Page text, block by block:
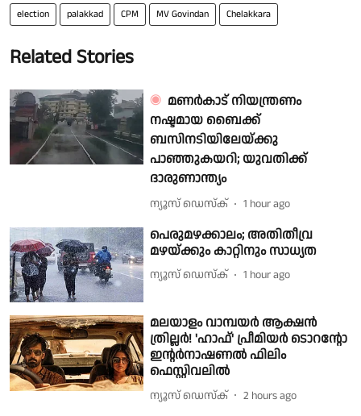
election palakkad CPM MV Govindan Chelakkara
Related Stories
മണർകാട് നിയന്ത്രണം
നഷ്ടമായ ബൈക്ക്
ബസിനടിയിലേയ്ക്കു
പാഞ്ഞുകയറി; യുവതിക്ക്
ദാരുണാന്ത്യം
ന്യൂസ് ഡെസ്ക് 1 hour ago
പെരുമഴക്കാലം; അതിതീവ്ര
മഴയ്ക്കും കാറ്റിനും സാധ്യത
ന്യൂസ് ഡെസ്ക് 1 hour ago
മലയാളം വാമ്പയർ ആക്ഷൻ
ത്രില്ലർ! 'ഹാഫ്' പ്രീമിയർ ടൊറന്റോ
ഇന്റർനാഷണൽ ഫിലിം
ഫെസ്റ്റിവലിൽ
ന്യൂസ് ഡെസ്ക് 2 hours ago